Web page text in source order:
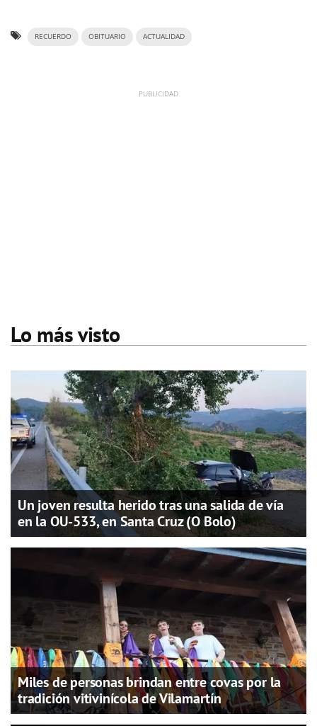
RECUERDO OBITUARIO ACTUALIDAD
Lo más visto
Un joven resulta herido tras una salida de vía
en la OU-533, en Santa Cruz (O Bolo)
Miles de personas brindan entre covas por la
tradición vitivinícola de Vilamartín